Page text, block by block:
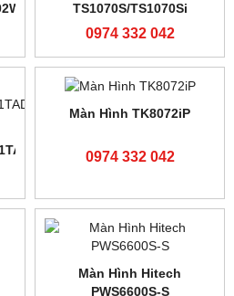
Cảm biến màu TL50-W-815
PLC Shihlin AX2N-32MT-ES
0974 332 042